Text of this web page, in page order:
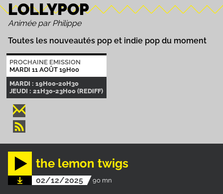
LOLLYPOP
Animée par Philippe
Toutes les nouveautés pop et indie pop du moment
PROCHAINE EMISSION
MARDI 11 AOÛT 19H00
MARDI : 19H00-20H30
JEUDI : 21H30-23H00 (REDIFF)
the lemon twigs
02/12/2025 90 mn